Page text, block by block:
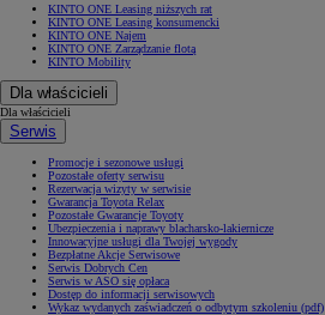
KINTO ONE Leasing niższych rat
KINTO ONE Leasing konsumencki
KINTO ONE Najem
KINTO ONE Zarządzanie flotą
KINTO Mobility
Dla właścicieli
Dla właścicieli
Serwis
Promocje i sezonowe usługi
Pozostałe oferty serwisu
Rezerwacja wizyty w serwisie
Gwarancja Toyota Relax
Pozostałe Gwarancje Toyoty
Ubezpieczenia i naprawy blacharsko-lakiernicze
Innowacyjne usługi dla Twojej wygody
Bezpłatne Akcje Serwisowe
Serwis Dobrych Cen
Serwis w ASO się opłaca
Dostęp do informacji serwisowych
Wykaz wydanych zaświadczeń o odbytym szkoleniu (pdf)